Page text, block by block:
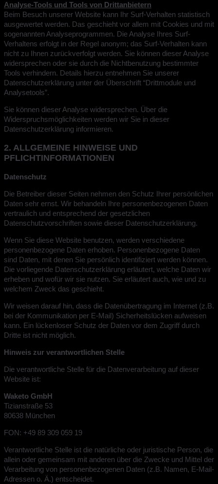
Analyse-Tools und Tools von Drittanbietern
Beim Besuch unserer Website kann Ihr Surf-Verhalten statistisch
ausgewertet werden. Das geschieht vor allem mit Cookies und mit
sogenannten Analyseprogrammen. Die Analyse Ihres Surf-
Verhaltens erfolgt in der Regel anonym; das Surf-Verhalten kann
nicht zu Ihnen zurückverfolgt werden. Sie können dieser Analyse
widersprechen oder sie durch die Nichtbenutzung bestimmter
Tools verhindern. Details hierzu entnehmen Sie unserer
Datenschutzerklärung unter der Überschrift “Drittmodule und
Analysetools”.
Sie können dieser Analyse widersprechen. Über die
Widerspruchsmöglichkeiten werden wir Sie in dieser
Datenschutzerklärung informieren.
2. ALLGEMEINE HINWEISE UND
PFLICHTINFORMATIONEN
Datenschutz
Die Betreiber dieser Seiten nehmen den Schutz Ihrer persönlichen
Daten sehr ernst. Wir behandeln Ihre personenbezogenen Daten
vertraulich und entsprechend der gesetzlichen
Datenschutzvorschriften sowie dieser Datenschutzerklärung.
Wenn Sie diese Website benutzen, werden verschiedene
personenbezogene Daten erhoben. Personenbezogene Daten
sind Daten, mit denen Sie persönlich identifiziert werden können.
Die vorliegende Datenschutzerklärung erläutert, welche Daten wir
erheben und wofür wir sie nutzen. Sie erläutert auch, wie und zu
welchem Zweck das geschieht.
Wir weisen darauf hin, dass die Datenübertragung im Internet (z.B.
bei der Kommunikation per E-Mail) Sicherheitslücken aufweisen
kann. Ein lückenloser Schutz der Daten vor dem Zugriff durch
Dritte ist nicht möglich.
Hinweis zur verantwortlichen Stelle
Die verantwortliche Stelle für die Datenverarbeitung auf dieser
Website ist:
Waketo GmbH
Tizianstraße 53
80638 München
FON: +49 89 309 059 19
Verantwortliche Stelle ist die natürliche oder juristische Person, die
allein oder gemeinsam mit anderen über die Zwecke und Mittel der
Verarbeitung von personenbezogenen Daten (z.B. Namen, E-Mail-
Adressen o. Ä.) entscheidet.